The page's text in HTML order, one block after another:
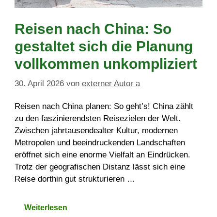
Reisen nach China: So
gestaltet sich die Planung
vollkommen unkompliziert
30. April 2026 von externer Autor a
Reisen nach China planen: So geht’s! China zählt
zu den faszinierendsten Reisezielen der Welt.
Zwischen jahrtausendealter Kultur, modernen
Metropolen und beeindruckenden Landschaften
eröffnet sich eine enorme Vielfalt an Eindrücken.
Trotz der geografischen Distanz lässt sich eine
Reise dorthin gut strukturieren …
Weiterlesen